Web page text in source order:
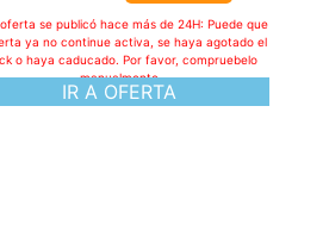
IR A OFERTA
se publicó hace más de 24H: Puede que
ya no continue activa, se haya agotado el
o haya caducado. Por favor, compruebelo
manualmente